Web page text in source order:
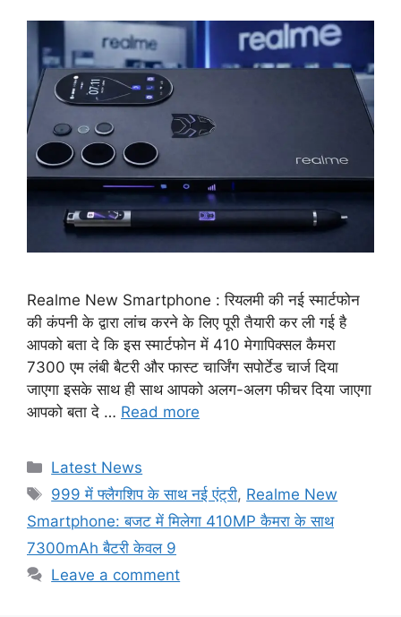
Realme New Smartphone : रियलमी की नई स्मार्टफोन
की कंपनी के द्वारा लांच करने के लिए पूरी तैयारी कर ली गई है
आपको बता दे कि इस स्मार्टफोन में 410 मेगापिक्सल कैमरा
7300 एम लंबी बैटरी और फास्ट चार्जिंग सपोर्टेड चार्ज दिया
जाएगा इसके साथ ही साथ आपको अलग-अलग फीचर दिया जाएगा
आपको बता दे … Read more
Categories
Latest News
Tags
999 में फ्लैगशिप के साथ नई एंट्री, Realme New
Smartphone: बजट में मिलेगा 410MP कैमरा के साथ
7300mAh बैटरी केवल 9
Leave a comment